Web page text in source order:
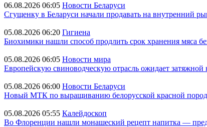
06.08.2026 06:05 Новости Беларуси
Сгущенку в Беларуси начали продавать на внутренний
05.08.2026 06:20 Гигиена
Биохимики нашли способ продлить срок хранения мяса
05.08.2026 06:05 Новости мира
Европейскую свиноводческую отрасль ожидает затяжной
05.08.2026 06:00 Новости Беларуси
Новый МТК по выращиванию белорусской красной
05.08.2026 05:55 Калейдоскоп
Во Флоренции нашли монашеский рецепт напитка —